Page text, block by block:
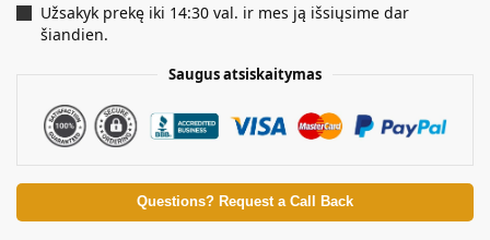
Užsakyk prekę iki 14:30 val. ir mes ją išsiųsime dar
šiandien.
Saugus atsiskaitymas
Questions? Request a Call Back